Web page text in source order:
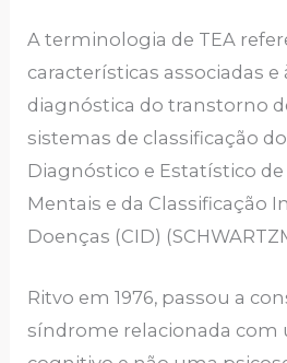
A terminologia de TEA
características associadas e
diagnóstica do transtorno
sistemas de classificação
Diagnóstico e Estatístico
Mentais e da Classificação
Doenças (CID)
Ritvo em 1976, passou a
síndrome relacionada com